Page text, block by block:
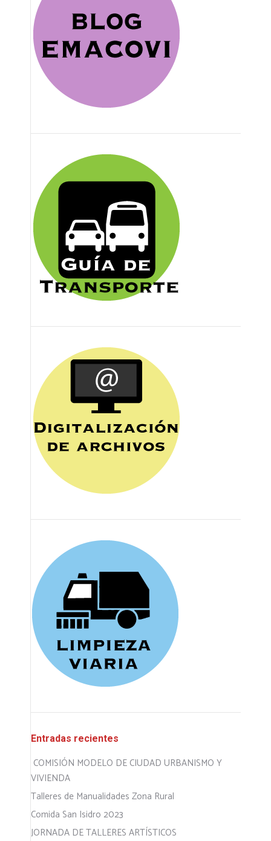
Entradas recientes
COMISIÓN MODELO DE CIUDAD URBANISMO Y
VIVIENDA
Talleres de Manualidades Zona Rural
Comida San Isidro 2023
JORNADA DE TALLERES ARTÍSTICOS